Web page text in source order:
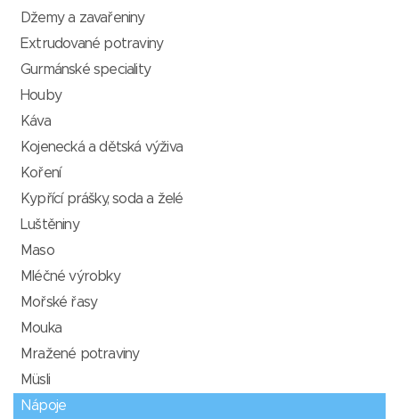
Džemy a zavařeniny
Extrudované potraviny
Gurmánské speciality
Houby
Káva
Kojenecká a dětská výživa
Koření
Kypřící prášky, soda a želé
Luštěniny
Maso
Mléčné výrobky
Mořské řasy
Mouka
Mražené potraviny
Müsli
Nápoje